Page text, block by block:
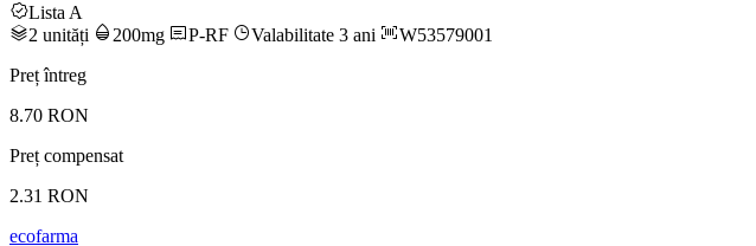
Lista A
2 unități
200mg P-RF Valabilitate 3 ani
W53579001
Preț întreg
8.70 RON
Preț compensat
2.31 RON
ecofarma